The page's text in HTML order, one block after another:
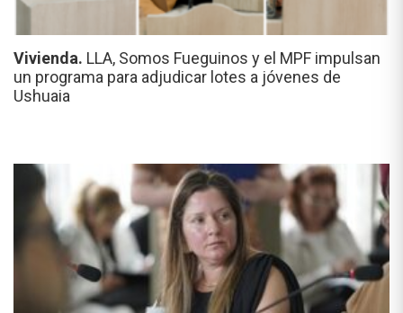
Vivienda. LLA, Somos Fueguinos y el MPF impulsan
un programa para adjudicar lotes a jóvenes de
Ushuaia